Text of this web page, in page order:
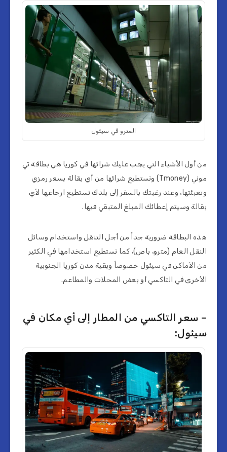
المترو في سيئول
من أول الأشياء التي يجب عليك شرائها في كوريا هي بطاقة تي
موني (Tmoney) وتستطيع شرائها من أي بقالة بسعر رمزي
وتعبئتها، وعند رغبتك بالسفر إلى بلدك تستطيع ارجاعها لأي
بقالة وسيتم إعطائك المبلغ المتبقي فيها.
هذه البطاقة ضرورية جداً من أجل التنقل واستخدام وسائل
النقل العام (مترو، باص)، كما تستطيع استخدامها في الكثير
من الأماكن في سيئول خصوصاً وبقية مدن كوريا الجنوبية
الأخرى في التاكسي أو بعض المحلات والمطاعم.
– سعر التاكسي من المطار إلى أي مكان في
سيئول: